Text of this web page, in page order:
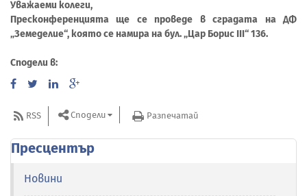
Уважаеми колеги,
Пресконференцията ще се проведе в сградата на ДФ
„Земеделие“, която се намира на бул. „Цар Борис ІІІ“ 136.
Сподели в:
RSS Сподели Разпечатай
Пресцентър
Новини